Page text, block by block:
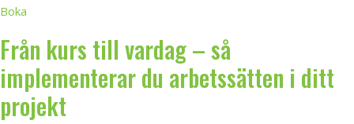
Boka
Från kurs till vardag – så
implementerar du arbetssätten i ditt
projekt